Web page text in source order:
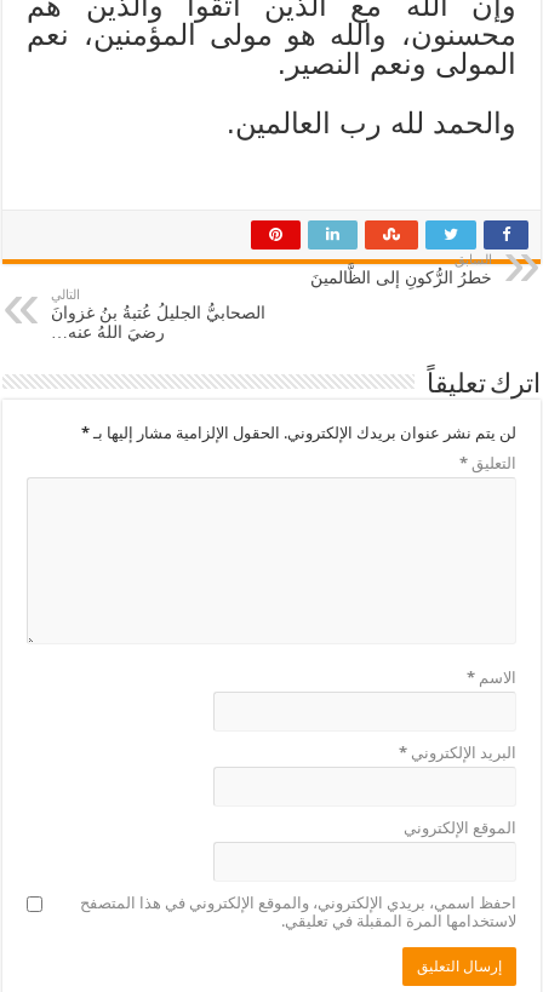
محسنون، والله هو مولى المؤمنين، نعم
المولى ونعم النصير.
والحمد لله رب العالمين.
السابق
خطرُ الرُّكونِ إلى الظَّالمينَ
التالي
الصحابيُّ الجليلُ عُتبةُ بنُ غزوانَ
رضيَ اللهُ عنه…
اترك تعليقاً
لن يتم نشر عنوان بريدك الإلكتروني. الحقول الإلزامية مشار إليها بـ*
التعليق*
الاسم*
البريد الإلكتروني*
الموقع الإلكتروني
احفظ اسمي، بريدي الإلكتروني، والموقع الإلكتروني في هذا المتصفح
لاستخدامها المرة المقبلة في تعليقي.